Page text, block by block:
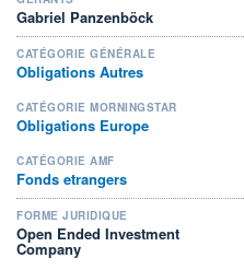
Gabriel Panzenböck
CATÉGORIE GÉNÉRALE
Obligations Autres
CATÉGORIE MORNINGSTAR
Obligations Europe
CATÉGORIE AMF
Fonds etrangers
FORME JURIDIQUE
Open Ended Investment
Company